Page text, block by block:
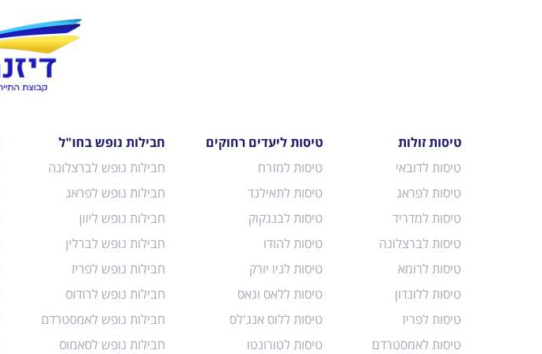
טיסות זולות
טיסות לדובאי
טיסות לפראג
טיסות למדריד
טיסות לברצלונה
טיסות לרומא
טיסות ללונדון
טיסות לפריז
טיסות לאמסטרדם
טיסות ליעדים רחוקים
טיסות למזרח
טיסות לתאילנד
טיסות לבנגקוק
טיסות להודו
טיסות לניו יורק
טיסות ללאס וגאס
טיסות ללוס אנג'לס
טיסות לטורונטו
חבילות נופש בחו"ל
חבילות נופש לברצלונה
חבילות נופש לפראג
חבילות נופש ליוון
חבילות נופש לברלין
חבילות נופש לפריז
חבילות נופש לרודוס
חבילות נופש לאמסטרדם
חבילות נופש לסאמוס